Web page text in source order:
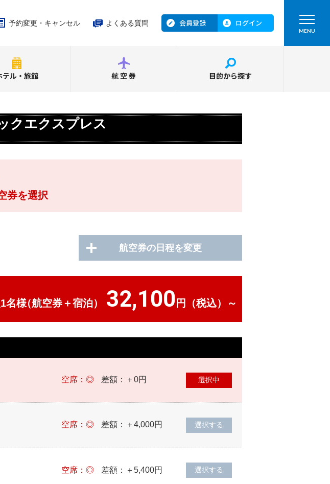
予約変更・キャンセル よくある質問 会員登録 ログイン
MENU
テル・旅館 航空券 目的から探す
クエクスプレス
券を選択
航空券の日程を変更
名様（航空券＋宿泊） 32,100 円（税込）～
空席：◎ 差額：＋0円
空席：◎ 差額：＋4,000円
空席：◎ 差額：＋5,400円